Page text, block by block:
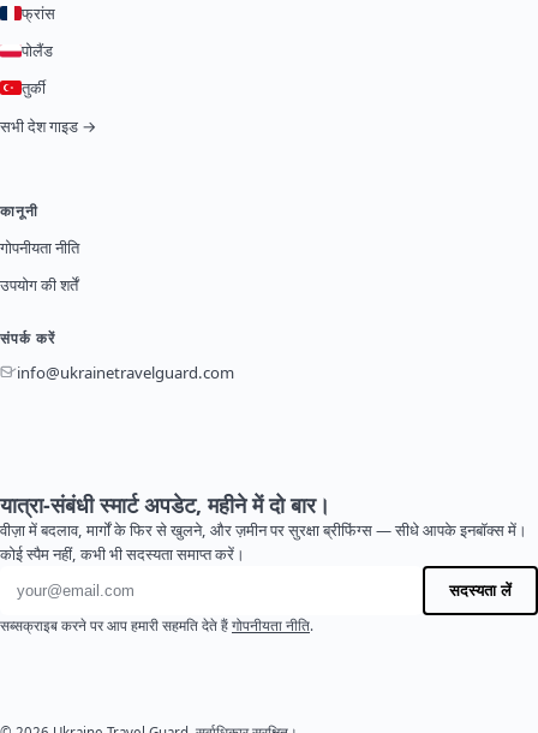
फ्रांस
पोलैंड
तुर्की
सभी देश गाइड →
कानूनी
गोपनीयता नीति
उपयोग की शर्तें
संपर्क करें
info@ukrainetravelguard.com
यात्रा-संबंधी स्मार्ट अपडेट, महीने में दो बार।
वीज़ा में बदलाव, मार्गों के फिर से खुलने, और ज़मीन पर सुरक्षा ब्रीफिंग्स — सीधे आपके इनबॉक्स में।
कोई स्पैम नहीं, कभी भी सदस्यता समाप्त करें।
ईमेल पता
सदस्यता लें
सब्सक्राइब करने पर आप हमारी सहमति देते हैं गोपनीयता नीति.